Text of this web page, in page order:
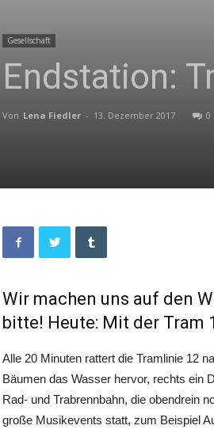
Gesellschaft
Endstation:
Von Lena Fiedler - 13. Dezember 2017 0
Wir machen uns auf den
bitte! Heute: Mit der Tram
Alle 20 Minuten rattert die Tramlinie 12
Bäumen das Wasser hervor, rechts ein
Rad- und Trabrennbahn, die obendrein
große Musikevents statt, zum Beispiel